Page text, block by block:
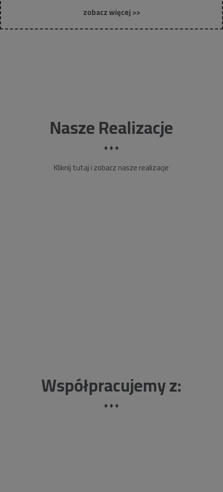
zobacz więcej >>
Nasze Realizacje
♦ ♦ ♦
Kliknij tutaj i zobacz nasze realizacje
Współpracujemy z:
♦ ♦ ♦